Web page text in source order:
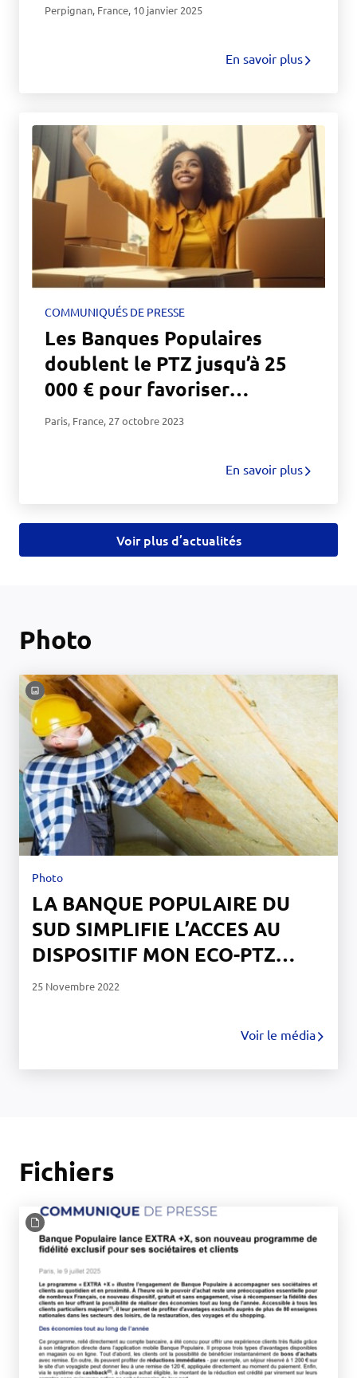
leurs crédits immobiliers
Perpignan, France, 10 janvier 2025
En savoir plus
COMMUNIQUÉS DE PRESSE
Les Banques Populaires
doublent le PTZ jusqu’à 25
000 € pour favoriser
l’accession à la propriété des
fonction publique
Paris, France, 27 octobre 2023
En savoir plus
Voir plus d’actualités
Photo
Photo
LA BANQUE POPULAIRE DU
SUD SIMPLIFIE L’ACCES AU
DISPOSITIF MON ECO-PTZ
PRIME RENOV'
25 Novembre 2022
Voir le média
Fichiers